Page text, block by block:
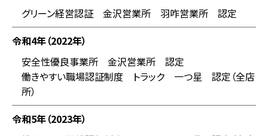
グリーン経営認証 金沢営業所 羽咋営業所 認定
令和4年（2022年）
安全性優良事業所 金沢営業所 認定
働きやすい職場認証制度 トラック 一つ星 認定（全店
所）
令和5年（2023年）